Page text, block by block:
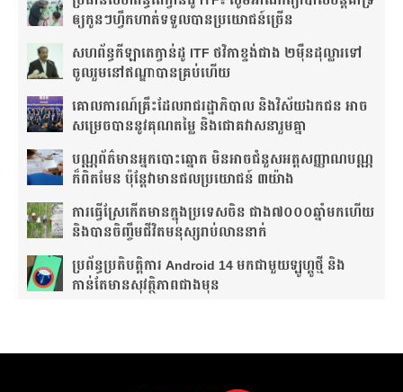
ឲ្យ​កូនៗ​ហ្វឹកហាត់​ទទួលបាន​ប្រយោជន៍​ច្រើន​
សហព័ន្ធ​កីឡាតេក្វាន់ដូ​ ITF​ ថវិកា​ខ្ទង់​ជាង​ ២ម៉ឺន​ដុល្លារ​ទៅ​
ចូលរួម​នៅ​ឥណ្ឌា​បាន​គ្រប់​ហើយ​
គោលការណ៍គ្រឹះ​ដែល​រាជរដ្ឋាភិបាល និងវិស័យឯកជន អាច​
សម្រេចបាននូវគុណតម្លៃ និងជោគវាសនារួមគ្នា
បណ្ណ​ព័ត៌មាន​អ្នកបោះឆ្នោត មិនអាចជំនួសអត្តសញ្ញាណបណ្ណ
ក៏ពិតមែន ប៉ុន្តែវាមានផលប្រយោជន៍ ៣យ៉ាង
ការ​ធ្វើ​ស្រែ​កើត​មាន​ក្នុង​ប្រទេស​ចិន​ ជាង​៧​០០០​ឆ្នាំ​មក​ហើយ
និងបានចិញ្ចឹមជីវិតមនុស្សរាប់លាននាក់
ប្រព័ន្ធប្រតិបត្តិការ Android 14 មកជាមួយឡូហ្គូថ្មី និង​
កាន់តែ​មានសុវត្ថិភាព​ជាងមុន